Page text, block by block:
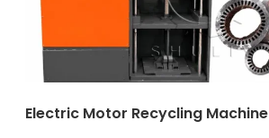
Electric Motor Recycling Machine